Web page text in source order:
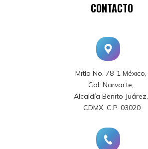
CONTACTO
Mitla No. 78-1 México,
Col. Narvarte,
Alcaldía Benito Juárez,
CDMX, C.P. 03020